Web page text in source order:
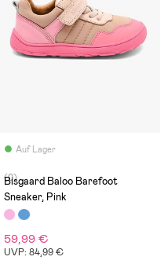
Auf Lager
(0)
Bisgaard Baloo Barefoot
Sneaker, Pink
59,99 €
UVP: 84,99 €